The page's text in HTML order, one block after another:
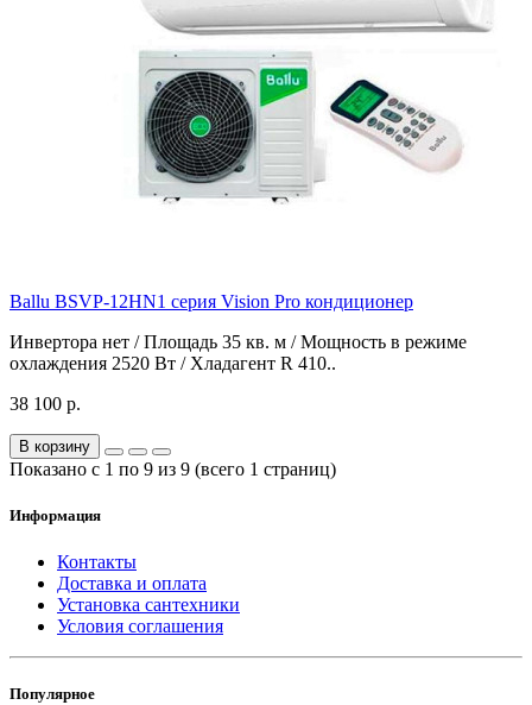
Ballu BSVP-12HN1 серия Vision Pro кондиционер
Инвертора нет / Площадь 35 кв. м / Мощность в режиме
охлаждения 2520 Вт / Хладагент R 410..
38 100 р.
В корзину
Показано с 1 по 9 из 9 (всего 1 страниц)
Информация
Контакты
Доставка и оплата
Установка сантехники
Условия соглашения
Популярное